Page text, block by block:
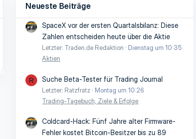
Neueste Beiträge
SpaceX vor der ersten Quartalsbilanz: Diese
Zahlen entscheiden heute über die Aktie
Letzter: Traden.de Redaktion
Dienstag um 10:35
Aktien
R Suche Beta-Tester für Trading Journal
Letzter: Ratzfratz
Montag um 10:26
Trading-Tagebuch, Ziele & Erfolge
Coldcard-Hack: Fünf Jahre alter Firmware-
Fehler kostet Bitcoin-Besitzer bis zu 89